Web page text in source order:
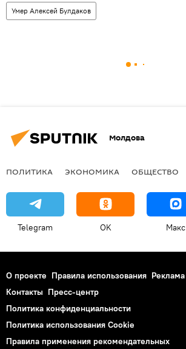
Умер Алексей Булдаков
Молдова
ПОЛИТИКА ЭКОНОМИКА ОБЩЕСТВО
Telegram OK Макс
О проекте Правила использования Реклама
Контакты Пресс-центр
Политика конфиденциальности
Политика использования Cookie
Правила применения рекомендательных